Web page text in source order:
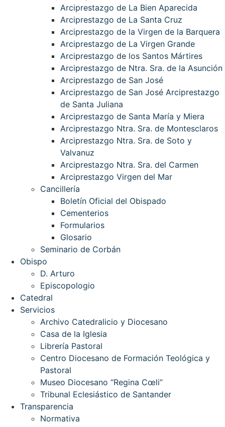
Arciprestazgo de La Bien Aparecida
Arciprestazgo de La Santa Cruz
Arciprestazgo de la Virgen de la Barquera
Arciprestazgo de La Virgen Grande
Arciprestazgo de los Santos Mártires
Arciprestazgo de Ntra. Sra. de la Asunción
Arciprestazgo de San José
Arciprestazgo de San José Arciprestazgo
de Santa Juliana
Arciprestazgo de Santa María y Miera
Arciprestazgo Ntra. Sra. de Montesclaros
Arciprestazgo Ntra. Sra. de Soto y
Valvanuz
Arciprestazgo Ntra. Sra. del Carmen
Arciprestazgo Virgen del Mar
Cancillería
Boletín Oficial del Obispado
Cementerios
Formularios
Glosario
Seminario de Corbán
Obispo
D. Arturo
Episcopologio
Catedral
Servicios
Archivo Catedralicio y Diocesano
Casa de la Iglesia
Librería Pastoral
Centro Diocesano de Formación Teológica y
Pastoral
Museo Diocesano “Regina Cœli”
Tribunal Eclesiástico de Santander
Transparencia
Normativa